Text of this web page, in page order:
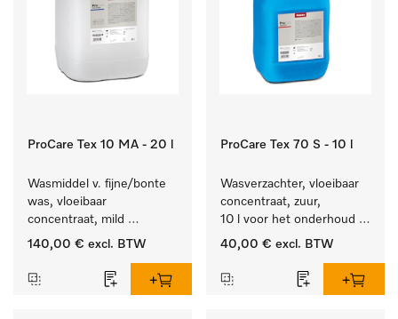
ProCare Tex 10 MA - 20 l
Wasmiddel v. fijne/bonte
was, vloeibaar
concentraat, mild
alkalisch, 20 l voor het
en gevoelig textiel.
140,00 € excl. BTW
ProCare Tex 70 S - 10 l
Wasverzachter, vloeibaar
concentraat, zuur,
10 l voor het onderhoud
van vezels zodat het
40,00 € excl. BTW